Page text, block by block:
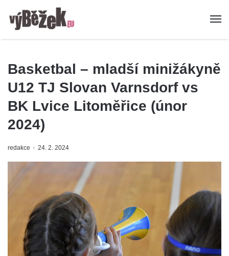
Basketbal – mladší minižákyně
U12 TJ Slovan Varnsdorf vs
BK Lvice Litoměřice (únor
2024)
redakce 24. 2. 2024